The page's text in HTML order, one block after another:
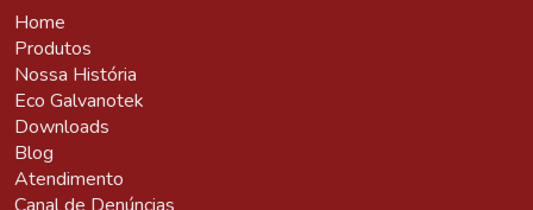
Home
Produtos
Nossa História
Eco Galvanotek
Downloads
Blog
Atendimento